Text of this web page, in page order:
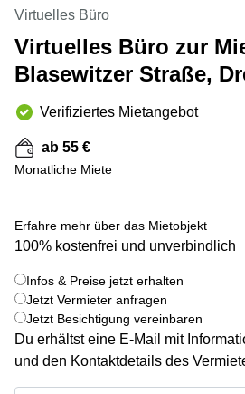
Düsseldorf
Büro
mieten
Köln
Büro
Essen
Büro
Seminarraum
Büro
mieten
Neuss
Büro
mieten
Hamburg
10
Berlin
Kienberger
Allee 4
Berlin
Schönefeld
8 Hannover
Arcus
Torgauer
Str.
Mainzer
Landstraße
69
+ 7 bilder
Virtuelles Büro
Virtuelles Büro zur
Blasewitzer Straße,
Verifiziertes Mietangebot
ab 55 €
Monatliche Miete
Erfahre mehr über das Mietobjekt
100% kostenfrei und unverbindlich
Infos & Preise jetzt erhalten
Jetzt Vermieter anfragen
Jetzt Besichtigung vereinbaren
Du erhältst eine E-Mail mit
und den Kontaktdetails des